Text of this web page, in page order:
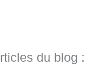
du blog :